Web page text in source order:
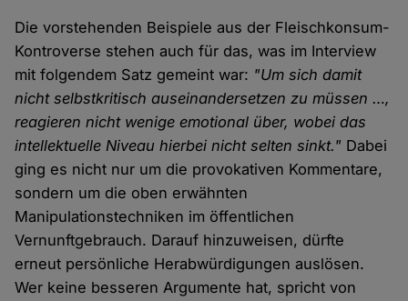
Die vorstehenden Beispiele aus der Fleischkonsum-
Kontroverse stehen auch für das, was im Interview
mit folgendem Satz gemeint war: "Um sich damit
nicht selbstkritisch auseinandersetzen zu müssen …,
reagieren nicht wenige emotional über, wobei das
intellektuelle Niveau hierbei nicht selten sinkt." Dabei
ging es nicht nur um die provokativen Kommentare,
sondern um die oben erwähnten
Manipulationstechniken im öffentlichen
Vernunftgebrauch. Darauf hinzuweisen, dürfte
erneut persönliche Herabwürdigungen auslösen.
Wer keine besseren Argumente hat, spricht von